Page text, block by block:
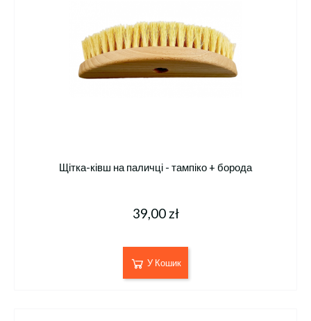
Щітка-ківш на паличці - тампіко + борода
39,00 zł
У Кошик